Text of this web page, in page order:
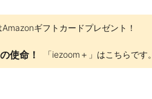
ギフトカードプレゼント！
使命！ 「iezoom＋」はこちらです。